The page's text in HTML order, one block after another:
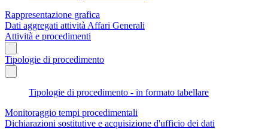
Rappresentazione grafica
Dati aggregati attività Affari Generali
Attività e procedimenti
Tipologie di procedimento
Tipologie di procedimento - in formato tabellare
Monitoraggio tempi procedimentali
Dichiarazioni sostitutive e acquisizione d'ufficio dei dati